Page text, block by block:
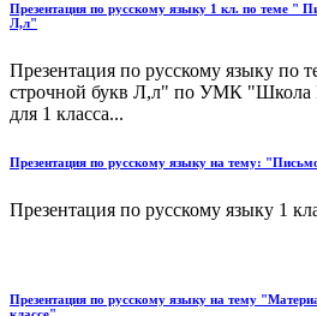
Презентация по русскому языку 1 кл. по теме "
Л,л"
Презентация по русскому языку по
строчной букв Л,л" по УМК "Школа
для 1 класса...
Презентация по русскому языку на тему:
Презентация по русскому языку 1
Презентация по русскому языку на тему